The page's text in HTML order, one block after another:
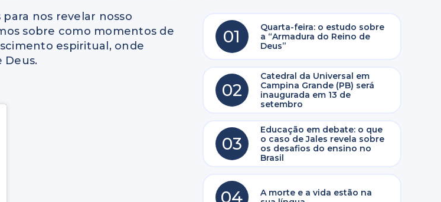
nos revelar nosso
sobre como momentos de
espiritual, onde
Deus.
01
Quarta-feira: o estudo sobre
a “Armadura do Reino de
Deus”
02
Catedral da Universal em
Campina Grande (PB) será
inaugurada em 13 de
setembro
03
Educação em debate: o que
o caso de Jales revela sobre
os desafios do ensino no
Brasil
04
A morte e a vida estão na